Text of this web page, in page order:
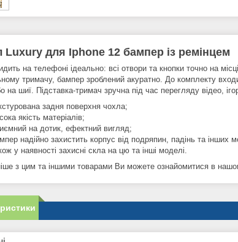
Luxury для Iphone 12 бампер із ремінцем
на телефоні ідеально: всі отвори та кнопки точно на
тримачу, бампер зроблений акуратно. До комплекту
на шиї. Підставка-тримач зручна під час перегляду відео,
задня поверхня чохла;
якість матеріалів;
на дотик, ефектний вигляд;
надійно захистить корпус від подряпин, падінь та інших
у наявності захисні скла на цю та інші моделі.
з цим та іншими товарами Ви можете ознайомитися в